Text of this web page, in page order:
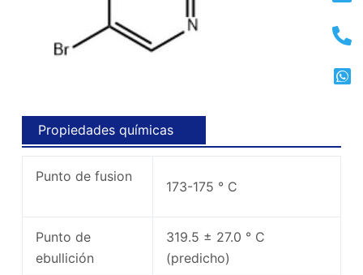
Propiedades químicas
Punto de fusion
173-175 ° C
Punto de
ebullición
319.5 ± 27.0 ° C
(predicho)